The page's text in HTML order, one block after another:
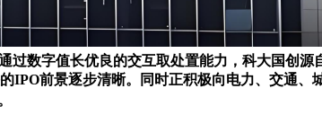
数字值长优良的交互取处置能力，科大国创源
IPO前景逐步清晰。同时正积极向电力、交通、